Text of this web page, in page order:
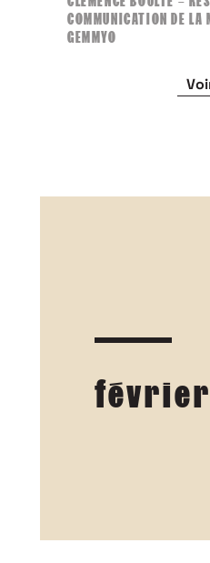
COMMUNICATION DE LA
GEMMYO
février